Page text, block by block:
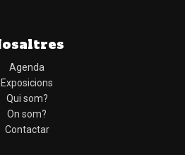
Agenda
Exposicions
Qui som?
On som?
Contactar